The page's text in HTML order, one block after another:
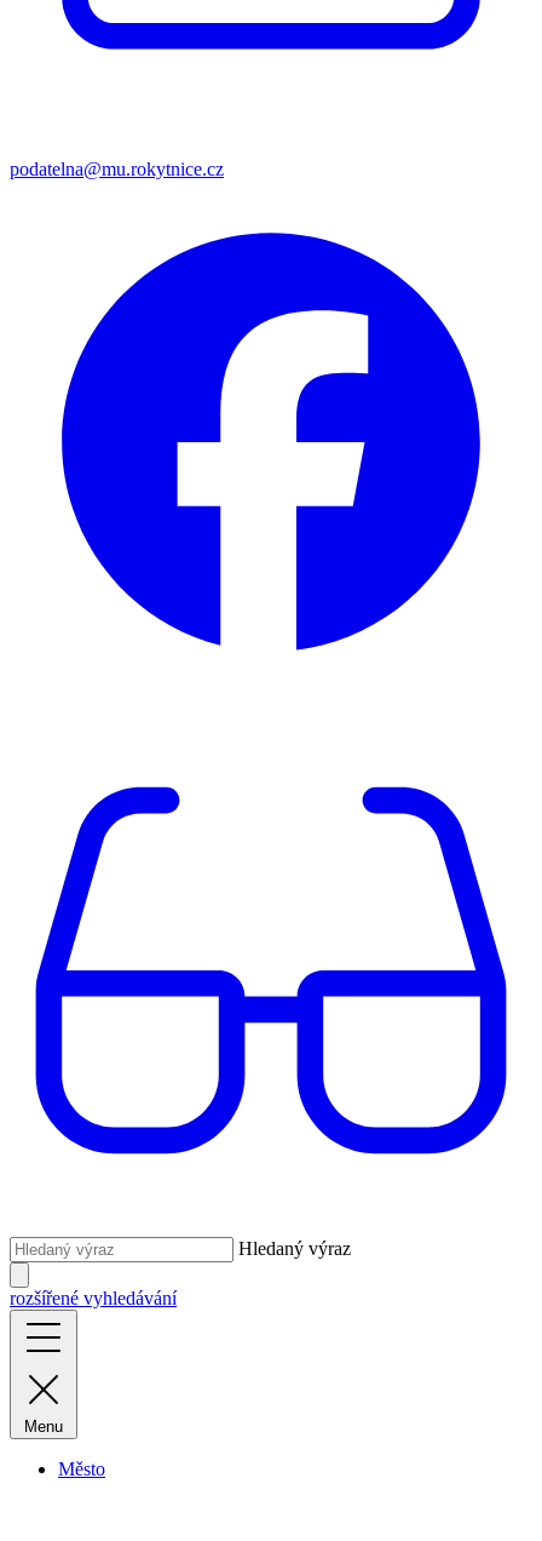
podatelna@mu.rokytnice.cz
Hledaný výraz
rozšířené vyhledávání
Menu
Město